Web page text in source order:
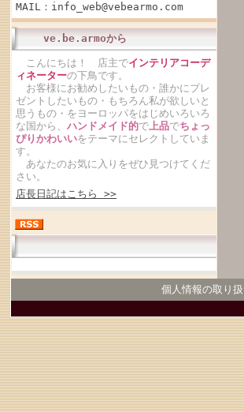
MAIL：info_web@vebearmo.com
ve.be.armoから
こんにちは！ 店主でインテリアコーデ
ィネーターの下鳥です。
お客様にお勧めしたいもの・誰かにプレ
ゼントしたいもの・もちろん私が欲しいと
思うもの・をヨーロッパをはじめいろいろ
な国から、 ハンドメイド的で上品でちょっ
ぴりかわいいをテーマにセレクトしていま
す。
あなたのお気に入りをぜひ見つけてくだ
さい。
店長日記はこちら >>
個人情報の取り